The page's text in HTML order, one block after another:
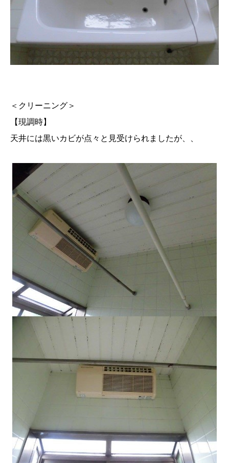
＜クリーニング＞
【現調時】
天井には黒いカビが点々と見受けられましたが、、